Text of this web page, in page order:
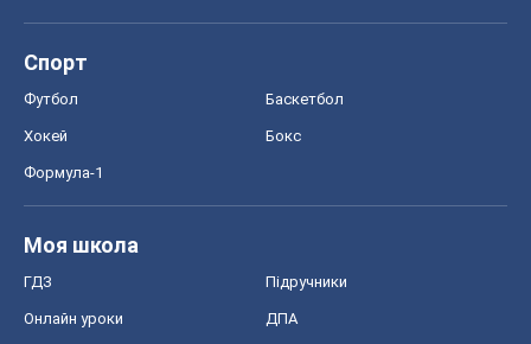
Спорт
Футбол Баскетбол
Хокей Бокс
Формула-1
Моя школа
ГДЗ Підручники
Онлайн уроки ДПА